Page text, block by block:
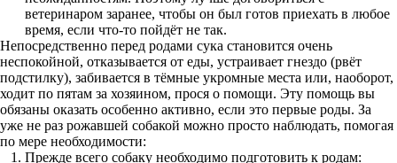
ветеринаром заранее, чтобы он был готов приехать в любое
время, если что-то пойдёт не так.
Непосредственно перед родами сука становится очень
неспокойной, отказывается от еды, устраивает гнездо (рвёт
подстилку), забивается в тёмные укромные места или, наоборот,
ходит по пятам за хозяином, прося о помощи. Эту помощь вы
обязаны оказать особенно активно, если это первые роды. За
уже не раз рожавшей собакой можно просто наблюдать, помогая
по мере необходимости:
Прежде всего собаку необходимо подготовить к родам: